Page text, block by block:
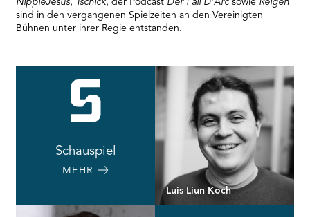
NippleJesus Tschick Der Fall D’Arc Reigen
sind in den vergangenen Spielzeiten an den Vereinigten
Bühnen unter ihrer Regie entstanden.
Schauspiel
MEHR
Luis Liun Koch